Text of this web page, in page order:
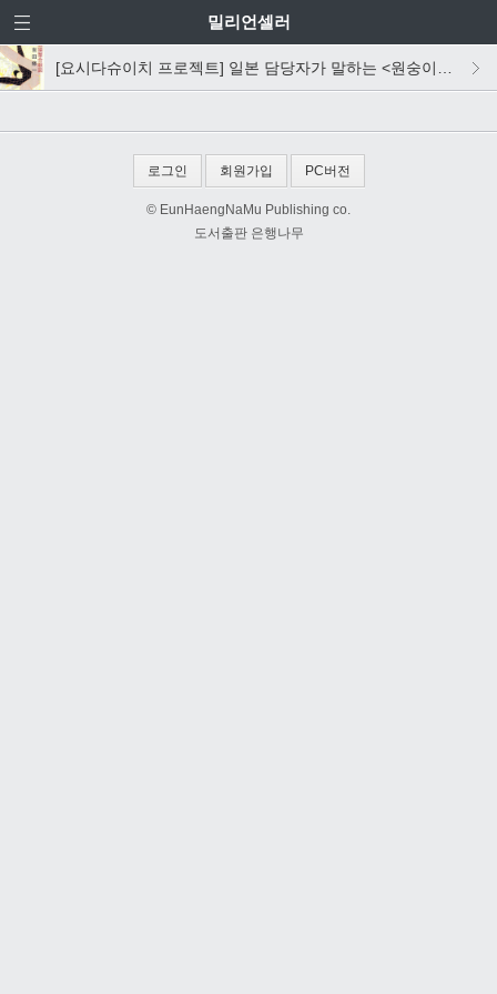
밀리언셀러
[요시다슈이치 프로젝트] 일본 담당자가 말하는 <원숭이와 게의 전쟁>
로그인 회원가입 PC버전
© EunHaengNaMu Publishing co.
도서출판 은행나무